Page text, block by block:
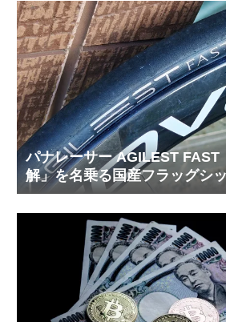
パナレーサー AGILEST FAST
解」を名乗る国産フラッグシ